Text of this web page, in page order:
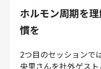
ホルモン周期を
慣を
2つ目のセッションで
央里さんを社外ゲスト